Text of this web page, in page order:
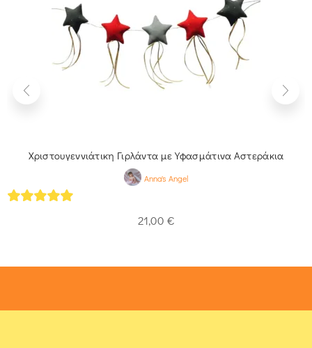
Χριστουγεννιάτικη Γιρλάντα με Υφασμάτινα Αστεράκια
Anna's Angel
21,00 €